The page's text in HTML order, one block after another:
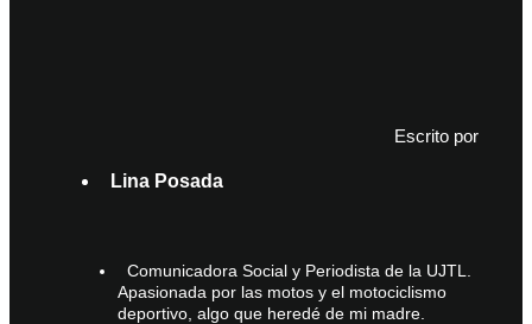
Escrito por
Lina Posada
Comunicadora Social y Periodista de la UJTL.
Apasionada por las motos y el motociclismo
deportivo, algo que heredé de mi madre.